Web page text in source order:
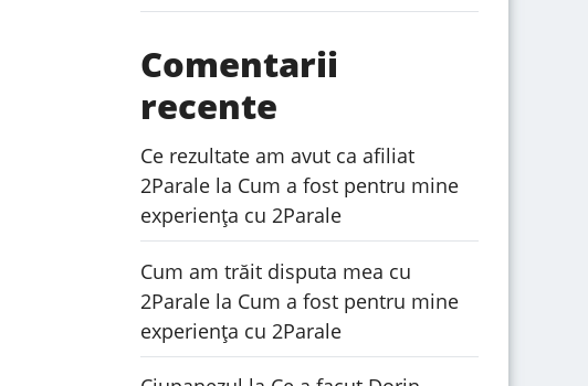
Comentarii
recente
Ce rezultate am avut ca afiliat
2Parale la Cum a fost pentru mine
experiența cu 2Parale
Cum am trăit disputa mea cu
2Parale la Cum a fost pentru mine
experiența cu 2Parale